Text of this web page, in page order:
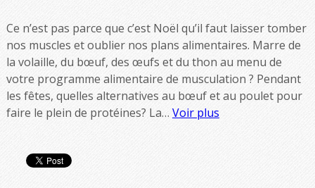
Ce n’est pas parce que c’est Noël qu’il faut laisser tomber
nos muscles et oublier nos plans alimentaires. Marre de
la volaille, du bœuf, des œufs et du thon au menu de
votre programme alimentaire de musculation ? Pendant
les fêtes, quelles alternatives au bœuf et au poulet pour
faire le plein de protéines? La… Voir plus